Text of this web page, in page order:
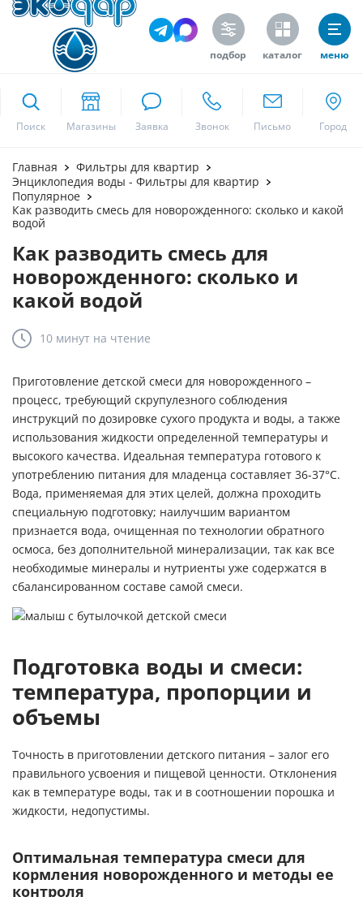
подбор каталог меню
Поиск
Москва
Главная
Фильтры для квартир
Энциклопедия воды - Фильтры для квартир
Популярное
Как разводить смесь для новорожденного: сколько и какой
водой
Как разводить смесь для
новорожденного: сколько и
какой водой
10 минут на чтение
Приготовление детской смеси для новорожденного –
процесс, требующий скрупулезного соблюдения
инструкций по дозировке сухого продукта и воды, а также
использования жидкости определенной температуры и
высокого качества. Идеальная температура готового к
употреблению питания для младенца составляет 36-37°C.
Вода, применяемая для этих целей, должна проходить
специальную подготовку; наилучшим вариантом
признается вода, очищенная по технологии обратного
осмоса, без дополнительной минерализации, так как все
необходимые минералы и нутриенты уже содержатся в
сбалансированном составе самой смеси.
Подготовка воды и смеси:
температура, пропорции и
объемы
Точность в приготовлении детского питания – залог его
правильного усвоения и пищевой ценности. Отклонения
как в температуре воды, так и в соотношении порошка и
жидкости, недопустимы.
Оптимальная температура смеси для
кормления новорожденного и методы ее
контроля